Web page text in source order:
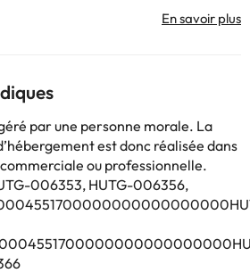
avec carrelage et de meubles en
malgré la proximité de la plage et
peuvent être payants. Vous
directement auprès de
informations figurant sur cette fiche
par l’hébergement. Si vous
nous.
par une personne morale. La
est donc réalisée dans
ou professionnelle.
006353, HUTG-006356,